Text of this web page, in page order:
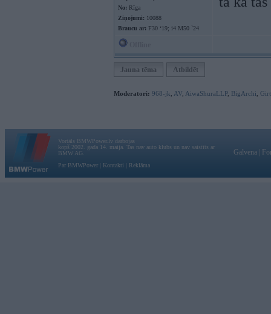
No: Rīga
Ziņojumi: 10088
Braucu ar: F30 ‘19; i4 M50 `24
Jauna tēma Atbildēt
Moderatori: 968-jk AV AiwaShuraLLP, BigArchi
Vortāls BMWPower.lv darbojas
kopš 2002. gada 14. maija. Tas nav auto klubs un nav saistīts ar
BMW AG.
Par BMWPower
Kontakti Reklāma
Galvena